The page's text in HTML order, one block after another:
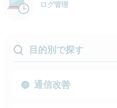
ログ管理
目的別で探す
通信改善